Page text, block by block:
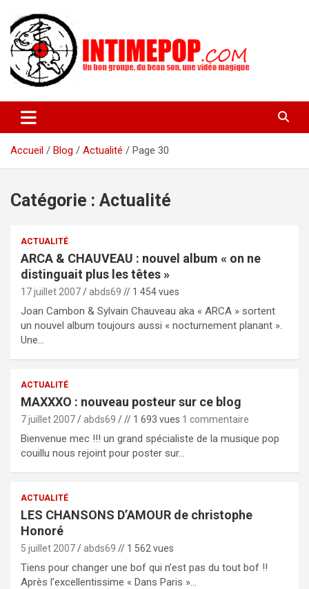
contenu
intimepop.com
actuelles pop rock, post-rock, indé sur Lyon. rock pop concert
lyon
Accueil
Blog Actualité Page 30
Catégorie : Actualité
ACTUALITÉ
ARCA & CHAUVEAU : nouvel album « on ne
distinguait plus les têtes »
17 juillet 2007 abds69 // 1 454 vues
Joan Cambon & Sylvain Chauveau aka « ARCA » sortent
un nouvel album toujours aussi « nocturnement planant ».
Une…
ACTUALITÉ
MAXXXO : nouveau posteur sur ce blog
7 juillet 2007 abds69 // 1 693 vues 1 commentaire
Bienvenue mec !!! un grand spécialiste de la musique pop
couillu nous rejoint pour poster sur…
ACTUALITÉ
LES CHANSONS D’AMOUR de christophe
Honoré
5 juillet 2007 abds69 // 1 562 vues
Tiens pour changer une bof qui n’est pas du tout bof !!
Après l’excellentissime « Dans Paris »…